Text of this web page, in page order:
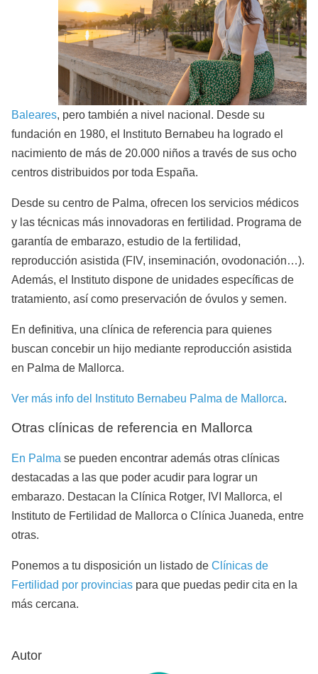
Baleares, pero también a nivel nacional. Desde su
fundación en 1980, el Instituto Bernabeu ha logrado el
nacimiento de más de 20.000 niños a través de sus ocho
centros distribuidos por toda España.
Desde su centro de Palma, ofrecen los servicios médicos
y las técnicas más innovadoras en fertilidad. Programa de
garantía de embarazo, estudio de la fertilidad,
reproducción asistida (FIV, inseminación, ovodonación…).
Además, el Instituto dispone de unidades específicas de
tratamiento, así como preservación de óvulos y semen.
En definitiva, una clínica de referencia para quienes
buscan concebir un hijo mediante reproducción asistida
en Palma de Mallorca.
Ver más info del Instituto Bernabeu Palma de Mallorca.
Otras clínicas de referencia en Mallorca
En Palma se pueden encontrar además otras clínicas
destacadas a las que poder acudir para lograr un
embarazo. Destacan la Clínica Rotger, IVI Mallorca, el
Instituto de Fertilidad de Mallorca o Clínica Juaneda, entre
otras.
Ponemos a tu disposición un listado de Clínicas de
Fertilidad por provincias para que puedas pedir cita en la
más cercana.
Autor